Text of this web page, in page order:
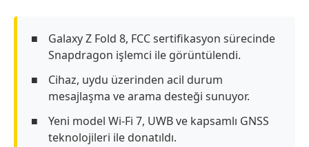
Galaxy Z Fold 8, FCC sertifikasyon sürecinde
Snapdragon işlemci ile görüntülendi.
Cihaz, uydu üzerinden acil durum
mesajlaşma ve arama desteği sunuyor.
Yeni model Wi-Fi 7, UWB ve kapsamlı GNSS
teknolojileri ile donatıldı.